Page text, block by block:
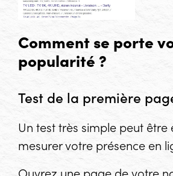
Comment se porte
popularité ?
Test de la première
Un test très simple peut
mesurer votre présence en
Ouvrez une page de votre